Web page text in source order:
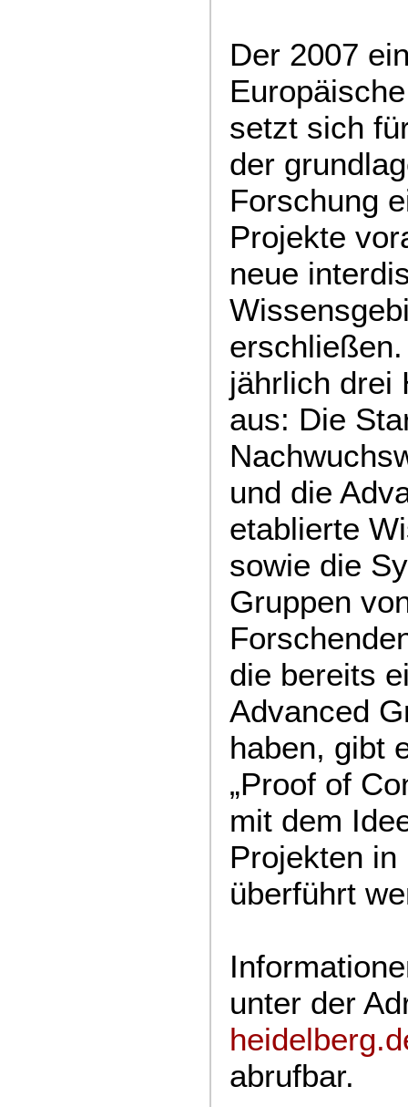
Der 2007
setzt sich
der
Forschung
Projekte
neue
jährlich drei
aus: Die
und die
etablierte
sowie die
Gruppen
die bereits
Advanced
haben, gibt
„Proof of
mit dem
Projekten in
überführt
unter der
abrufbar.